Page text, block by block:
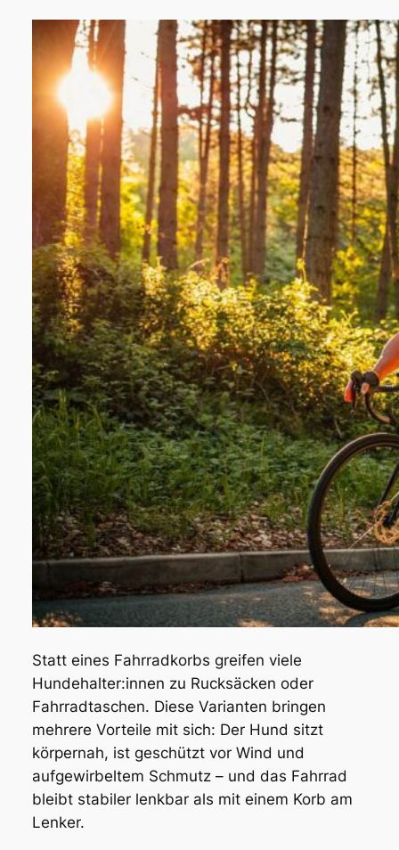
Statt eines Fahrradkorbs greifen viele
Hundehalter:innen zu Rucksäcken oder
Fahrradtaschen. Diese Varianten bringen
mehrere Vorteile mit sich: Der Hund sitzt
körpernah, ist geschützt vor Wind und
aufgewirbeltem Schmutz – und das Fahrrad
bleibt stabiler lenkbar als mit einem Korb am
Lenker.